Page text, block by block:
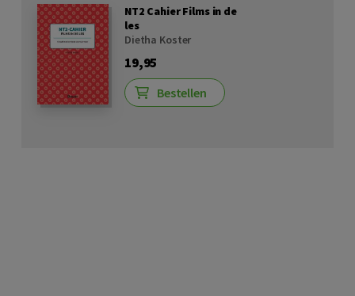
NT2 Cahier Films in de
les
Dietha Koster
19,95
Bestellen